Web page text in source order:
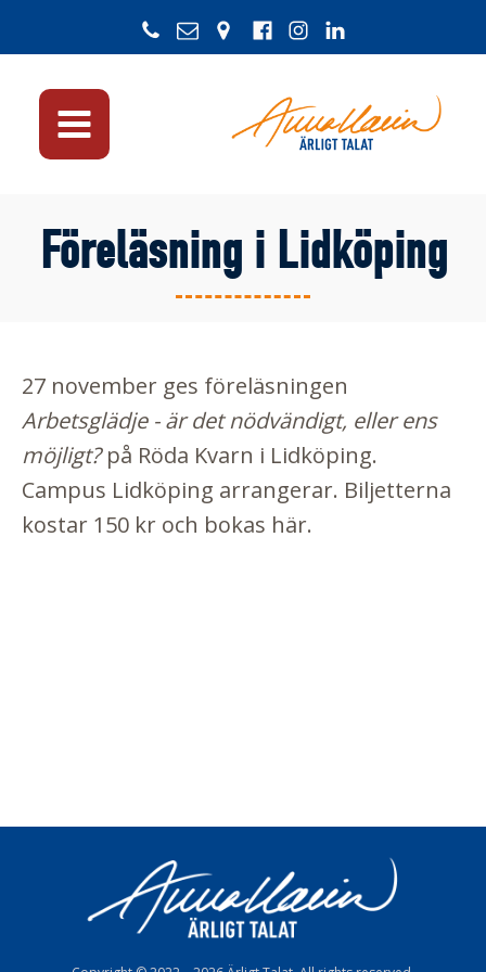
Föreläsning i Lidköping
27 november ges föreläsningen
Arbetsglädje - är det nödvändigt, eller ens
möjligt?på Röda Kvarn i Lidköping.
Campus Lidköping arrangerar. Biljetterna
kostar 150 kr och bokas här.